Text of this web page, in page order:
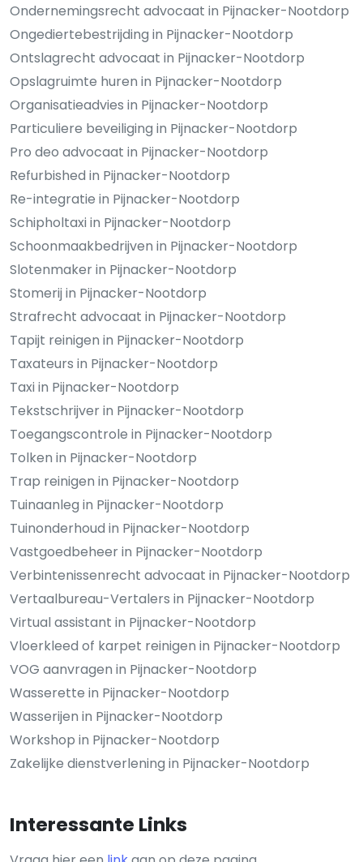
Ondernemingsrecht advocaat in Pijnacker-Nootdorp
Ongediertebestrijding in Pijnacker-Nootdorp
Ontslagrecht advocaat in Pijnacker-Nootdorp
Opslagruimte huren in Pijnacker-Nootdorp
Organisatieadvies in Pijnacker-Nootdorp
Particuliere beveiliging in Pijnacker-Nootdorp
Pro deo advocaat in Pijnacker-Nootdorp
Refurbished in Pijnacker-Nootdorp
Re-integratie in Pijnacker-Nootdorp
Schipholtaxi in Pijnacker-Nootdorp
Schoonmaakbedrijven in Pijnacker-Nootdorp
Slotenmaker in Pijnacker-Nootdorp
Stomerij in Pijnacker-Nootdorp
Strafrecht advocaat in Pijnacker-Nootdorp
Tapijt reinigen in Pijnacker-Nootdorp
Taxateurs in Pijnacker-Nootdorp
Taxi in Pijnacker-Nootdorp
Tekstschrijver in Pijnacker-Nootdorp
Toegangscontrole in Pijnacker-Nootdorp
Tolken in Pijnacker-Nootdorp
Trap reinigen in Pijnacker-Nootdorp
Tuinaanleg in Pijnacker-Nootdorp
Tuinonderhoud in Pijnacker-Nootdorp
Vastgoedbeheer in Pijnacker-Nootdorp
Verbintenissenrecht advocaat in Pijnacker-Nootdorp
Vertaalbureau-Vertalers in Pijnacker-Nootdorp
Virtual assistant in Pijnacker-Nootdorp
Vloerkleed of karpet reinigen in Pijnacker-Nootdorp
VOG aanvragen in Pijnacker-Nootdorp
Wasserette in Pijnacker-Nootdorp
Wasserijen in Pijnacker-Nootdorp
Workshop in Pijnacker-Nootdorp
Zakelijke dienstverlening in Pijnacker-Nootdorp
Interessante Links